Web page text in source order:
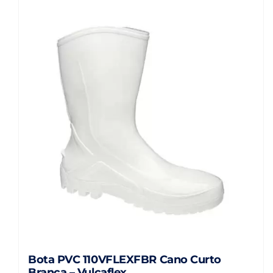
Bota PVC 110VFLEXFBR Cano Curto